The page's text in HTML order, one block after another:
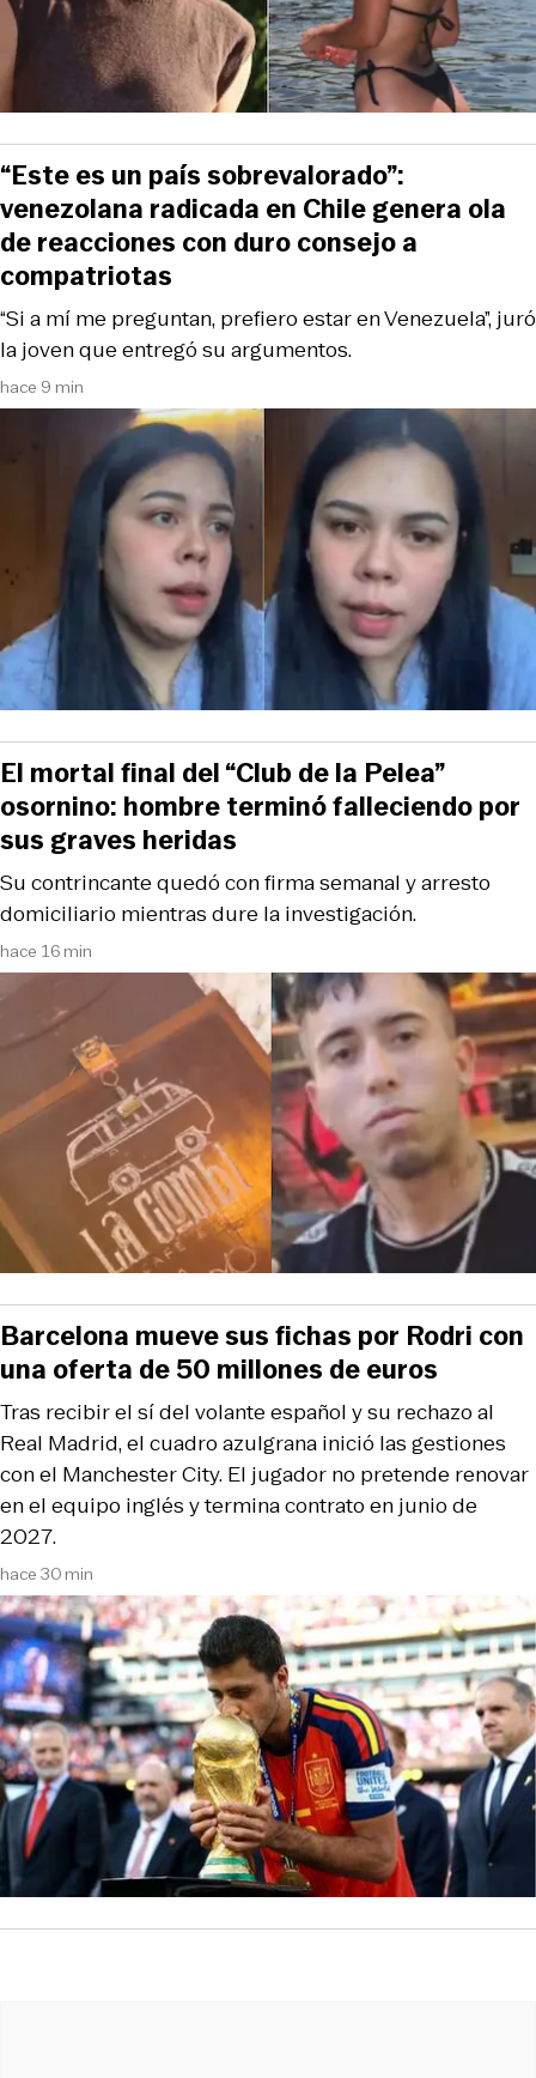
hace 9 min
“Si a mí me preguntan, prefiero estar en Venezuela”, juró
la joven que entregó su argumentos.
“Este es un país sobrevalorado”:
venezolana radicada en Chile genera ola
de reacciones con duro consejo a
compatriotas
hace 16 min
Su contrincante quedó con firma semanal y arresto
domiciliario mientras dure la investigación.
El mortal final del “Club de la Pelea”
osornino: hombre terminó falleciendo por
sus graves heridas
hace 30 min
Tras recibir el sí del volante español y su rechazo al
Real Madrid, el cuadro azulgrana inició las gestiones
con el Manchester City. El jugador no pretende renovar
en el equipo inglés y termina contrato en junio de
2027.
Barcelona mueve sus fichas por Rodri con
una oferta de 50 millones de euros